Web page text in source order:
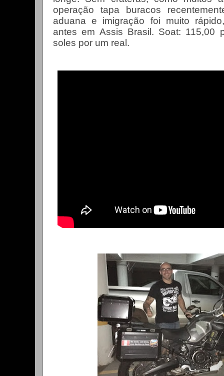
operação tapa buracos
aduana e imigração foi muito
antes em Assis Brasil. Soat: 115,00
soles por um real.